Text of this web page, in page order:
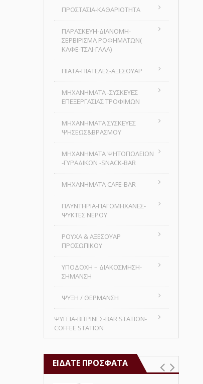
ΠΡΟΣΤΑΣΙΑ-ΚΑΘΑΡΙΟΤΗΤΑ
ΠΑΡΑΣΚΕΥΗ-ΔΙΑΝΟΜΗ-
ΣΕΡΒΙΡΙΣΜΑ ΡΟΦΗΜΑΤΩΝ(
ΚΑΦΕ-ΤΣΑΙ-ΓΑΛΑ)
ΠΙΑΤΑ-ΠΙΑΤΕΛΕΣ-ΑΞΕΣΟΥΑΡ
ΜΗΧΑΝΗΜΑΤΑ -ΣΥΣΚΕΥΕΣ
ΕΠΕΞΕΡΓΑΣΙΑΣ ΤΡΟΦΙΜΩΝ
ΜΗΧΑΝΗΜΑΤΑ ΣΥΣΚΕΥΕΣ
ΨΗΣΕΩΣ&ΒΡΑΣΜΟΥ
MHXANHMATA ΨΗΤΟΠΩΛΕΙΩΝ
-ΓΥΡΑΔΙΚΩΝ -SNACK-BAR
ΜΗΧΑΝΗΜΑΤΑ CAFE-BAR
ΠΛΥΝΤΗΡΙΑ-ΠΑΓΟΜΗΧΑΝΕΣ-
ΨΥΚΤΕΣ ΝΕΡΟΥ
ΡΟΥΧΑ & ΑΞΕΣΟΥΑΡ
ΠΡΟΣΩΠΙΚΟΥ
ΥΠΟΔΟΧΗ – ΔΙΑΚΟΣΜΗΣΗ-
ΣΗΜΑΝΣΗ
ΨΥΞΗ / ΘΕΡΜΑΝΣΗ
ΨΥΓΕΙΑ-ΒΙΤΡΙΝΕΣ-BAR STATION-
COFFEE STATION
ΕΊΔΑΤΕ ΠΡΌΣΦΑΤΑ